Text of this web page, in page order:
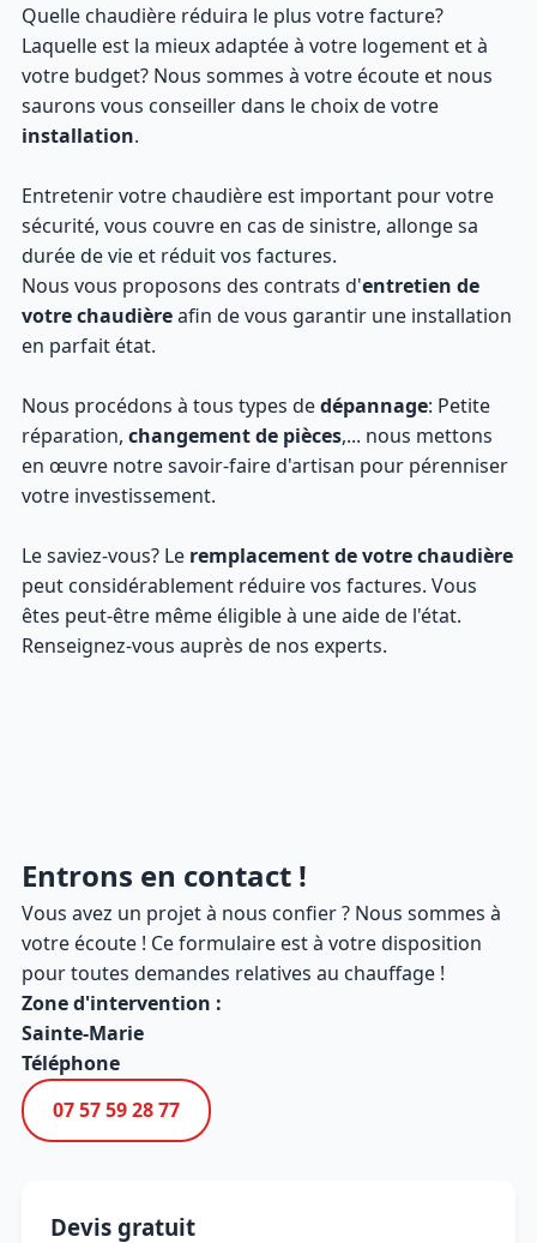
Quelle chaudière réduira le plus votre facture?
Laquelle est la mieux adaptée à votre logement et à
votre budget? Nous sommes à votre écoute et nous
saurons vous conseiller dans le choix de votre
installation.
Entretenir votre chaudière est important pour votre
sécurité, vous couvre en cas de sinistre, allonge sa
durée de vie et réduit vos factures.
Nous vous proposons des contrats d'entretien de
votre chaudièreafin de vous garantir une installation
en parfait état.
Nous procédons à tous types dedépannage: Petite
réparation, changement de pièces,... nous mettons
en œuvre notre savoir-faire d'artisan pour pérenniser
votre investissement.
Le saviez-vous? Le remplacement de votre chaudière
peut considérablement réduire vos factures. Vous
êtes peut-être même éligible à une aide de l'état.
Renseignez-vous auprès de nos experts.
Entrons en contact !
Vous avez un projet à nous confier ? Nous sommes à
votre écoute ! Ce formulaire est à votre disposition
pour toutes demandes relatives au chauffage !
Zone d'intervention :
Sainte-Marie
Téléphone
07 57 59 28 77
Devis gratuit